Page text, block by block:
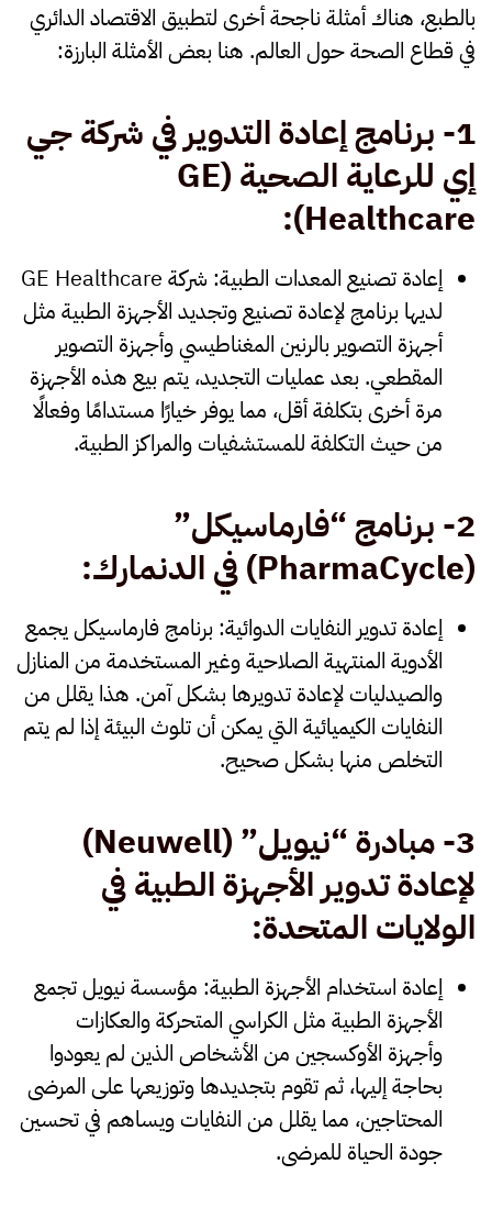
بالطبع، هناك أمثلة ناجحة أخرى لتطبيق الاقتصاد الدائري
في قطاع الصحة حول العالم. هنا بعض الأمثلة البارزة:
1- برنامج إعادة التدوير في شركة جي
إي للرعاية الصحية (GE
Healthcare):
إعادة تصنيع المعدات الطبية
: شركة GE Healthcare
لديها برنامج لإعادة تصنيع وتجديد الأجهزة الطبية مثل
أجهزة التصوير بالرنين المغناطيسي وأجهزة التصوير
المقطعي. بعد عمليات التجديد، يتم بيع هذه الأجهزة
مرة أخرى بتكلفة أقل، مما يوفر خيارًا مستدامًا وفعالًا
من حيث التكلفة للمستشفيات والمراكز الطبية.
2- برنامج “فارماسيكل
”
(PharmaCycle)
في الدنمارك:
إعادة تدوير النفايات الدوائية: برنامج فارماسيكل يجمع
الأدوية المنتهية الصلاحية وغير المستخدمة من المنازل
والصيدليات لإعادة تدويرها بشكل آمن. هذا يقلل من
النفايات الكيميائية التي يمكن أن تلوث البيئة إذا لم يتم
التخلص منها بشكل صحيح.
3- مبادرة “نيويل
” (Neuwell)
لإعادة تدوير الأجهزة الطبية في
الولايات المتحدة:
إعادة استخدام الأجهزة الطبية: مؤسسة نيويل تجمع
الأجهزة الطبية مثل الكراسي المتحركة والعكازات
وأجهزة الأوكسجين من الأشخاص الذين لم يعودوا
بحاجة إليها، ثم تقوم بتجديدها وتوزيعها على المرضى
المحتاجين، مما يقلل من النفايات ويساهم في تحسين
جودة الحياة للمرضى.